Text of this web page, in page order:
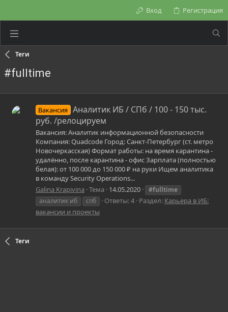
Вход Регистрация
Теги
#fulltime
Вакансия
Аналитик ИБ / СПб / 100 - 150 тыс.
руб. /релоцируем
Вакансия: Аналитик информационной безопасности
Компания: Quadсode Город: Санкт-Петербург (ст. метро
Новочеркасская) Формат работы: на время карантина -
удалённо, после карантина - офис Зарплата (полностью
белая): от 100 000 до 150 000 ₽ на руки Ищем аналитика
в команду Security Operations...
Galina Krapivina Тема 14.05.2020
#fulltime
аналитик иб
спб Ответы: 4 Раздел: Карьера в ИБ:
вакансии и проекты
Теги